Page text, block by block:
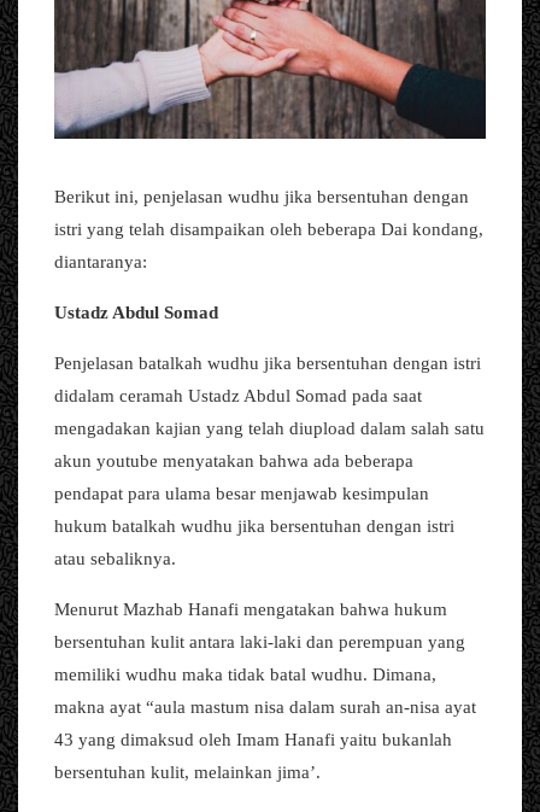
Berikut ini, penjelasan wudhu jika bersentuhan dengan
istri yang telah disampaikan oleh beberapa Dai kondang,
diantaranya:
Ustadz Abdul Somad
Penjelasan batalkah wudhu jika bersentuhan dengan istri
didalam ceramah Ustadz Abdul Somad pada saat
mengadakan kajian yang telah diupload dalam salah satu
akun youtube menyatakan bahwa ada beberapa
pendapat para ulama besar menjawab kesimpulan
hukum batalkah wudhu jika bersentuhan dengan istri
atau sebaliknya.
Menurut Mazhab Hanafi mengatakan bahwa hukum
bersentuhan kulit antara laki-laki dan perempuan yang
memiliki wudhu maka tidak batal wudhu. Dimana,
makna ayat “aula mastum nisa dalam surah an-nisa ayat
43 yang dimaksud oleh Imam Hanafi yaitu bukanlah
bersentuhan kulit, melainkan jima’.